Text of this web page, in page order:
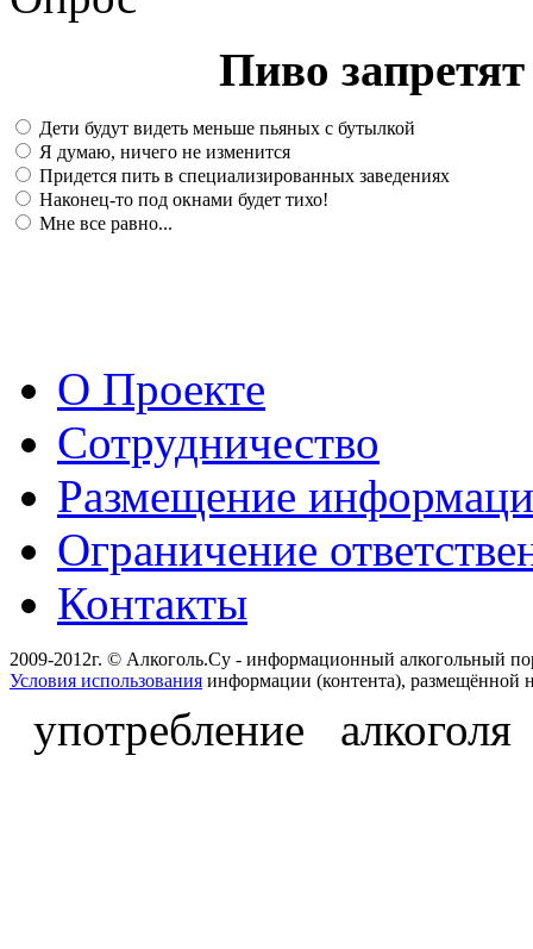
Пиво
Дети будут видеть меньше пьяных с бутылкой
Я думаю, ничего не изменится
Придется пить в специализированных заведениях
Наконец-то под окнами будет тихо!
Мне все равно...
О Проекте
Сотрудничество
Размещение
Ограничение
Контакты
2009-2012г. © Алкоголь.Су - информационный алкогольный
Условия использования информации (контента), размещённой
употребление